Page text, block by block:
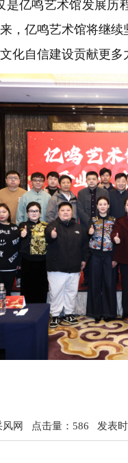
是亿鸣艺术馆发展历
，亿鸣艺术馆将继
化自信建设贡献更多
风网 点击量：586 发表